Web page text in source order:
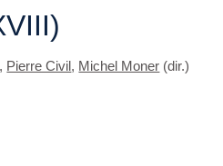
, Pierre Civil, Michel Moner (dir.)